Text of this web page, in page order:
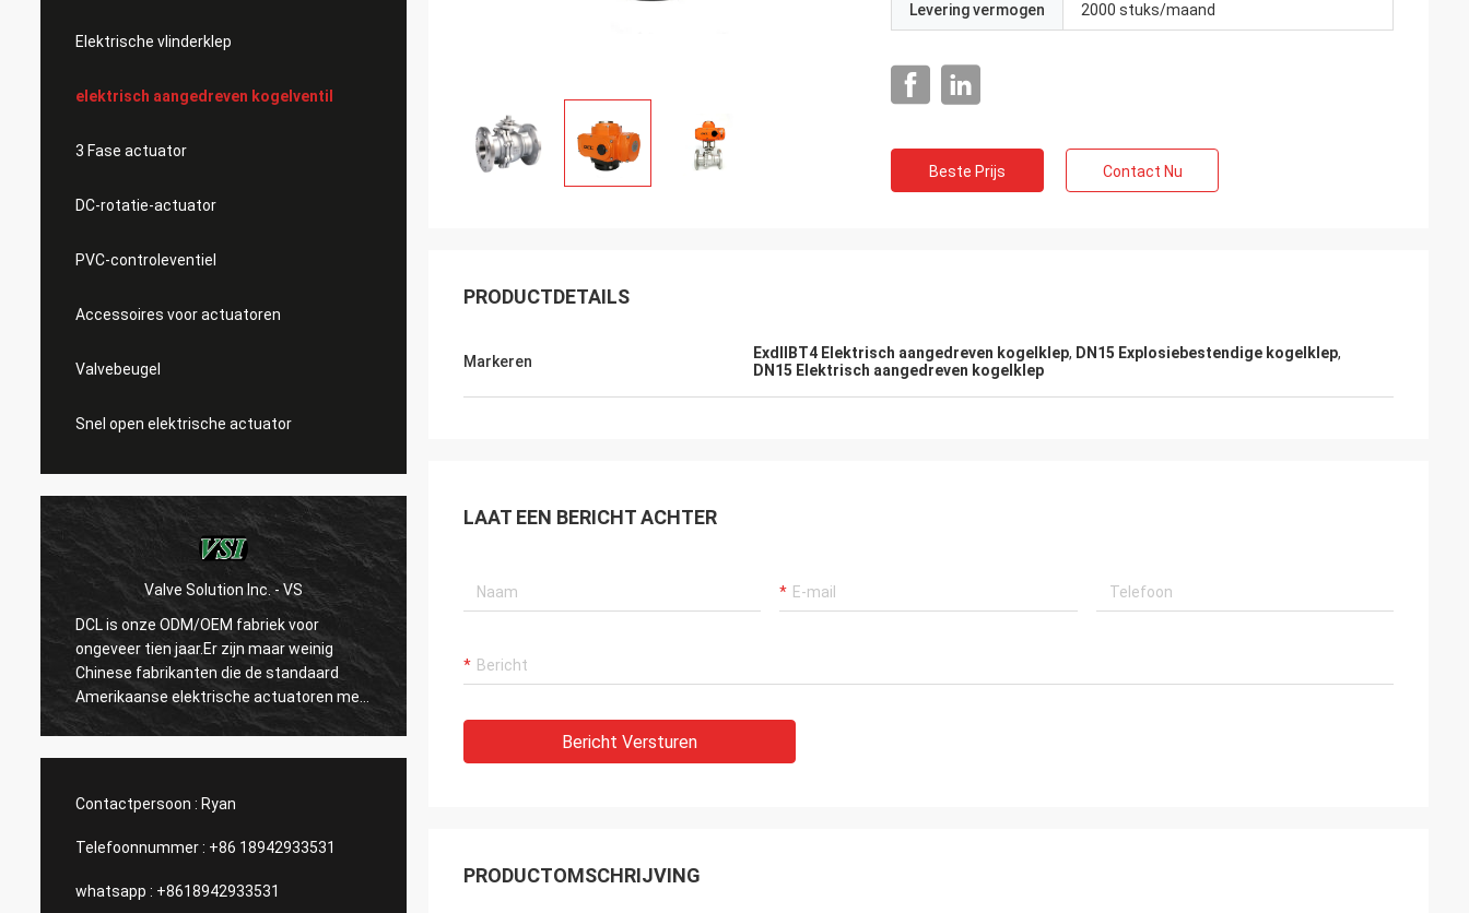
Elektrische vlinderklep
elektrisch aangedreven kogelventil
3 Fase actuator
DC-rotatie-actuator
PVC-controleventiel
Accessoires voor actuatoren
Valvebeugel
Snel open elektrische actuator
Valve Solution Inc. - VS
DCL is onze ODM/OEM fabriek voor
ongeveer tien jaar.Er zijn maar weinig
Chinese fabrikanten die de standaard
Amerikaanse elektrische actuatoren met
zo'n goede kwaliteit kunnen
WESA Armaturen GmbH - Duitsland
DCL. DCL hecht de eerste plaats aan
strikt met producten.Ze doen altijd veel
experimenten en testen om hun nieuwe
ontwerpen te bevestigen en te
Contactpersoon : Ryan
Telefoonnummer : +86 18942933531
whatsapp : +8618942933531
Levering vermogen 2000 stuks/maand
Beste Prijs Contact Nu
PRODUCTDETAILS
Markeren ExdIIBT4 Elektrisch aangedreven kogelklep, DN15 Explosiebestendige kogelklep,
DN15 Elektrisch aangedreven kogelklep
LAAT EEN BERICHT ACHTER
Bericht Versturen
PRODUCTOMSCHRIJVING